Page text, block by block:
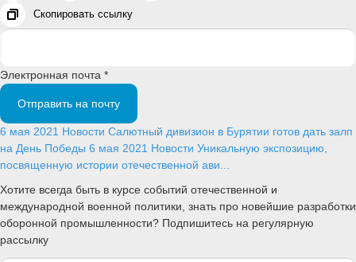
Скопировать ссылку
Электронная почта *
Отправить на почту
6 мая 2021 Новости Салютный дивизион в Бурятии готов дать залп
на День Победы 6 мая 2021 Новости Уникальную экспозицию,
посвященную истории отечественной ави...
Хотите всегда быть в курсе событий отечественной и
международной военной политики, знать про новейшие разработки
оборонной промышленности? Подпишитесь на регулярную
рассылку